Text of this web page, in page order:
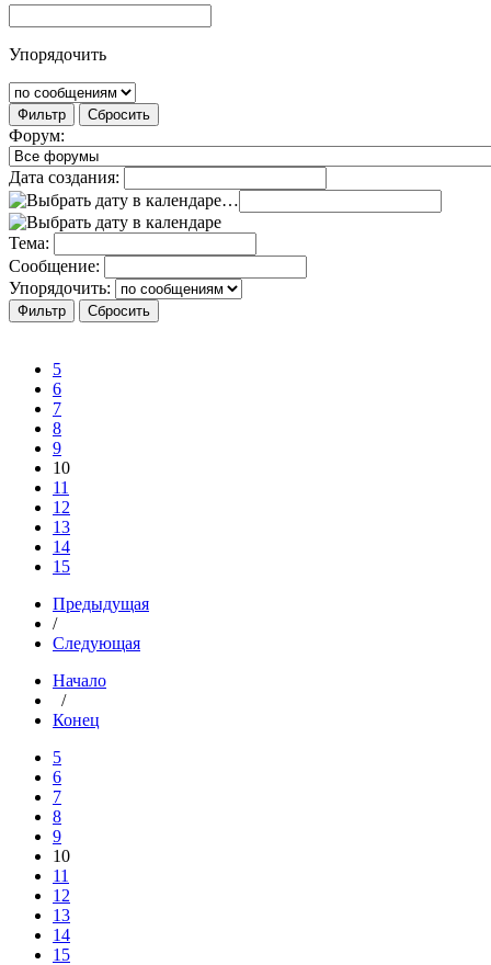
Упорядочить
Фильтр Сбросить
Форум:
Дата создания:
…
Тема:
Сообщение:
Упорядочить:
5
6
7
8
9
10
11
12
13
14
15
Предыдущая
/
Следующая
Начало
/
Конец
5
6
7
8
9
10
11
12
13
14
15